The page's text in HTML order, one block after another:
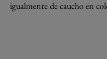
igualmente de caucho en